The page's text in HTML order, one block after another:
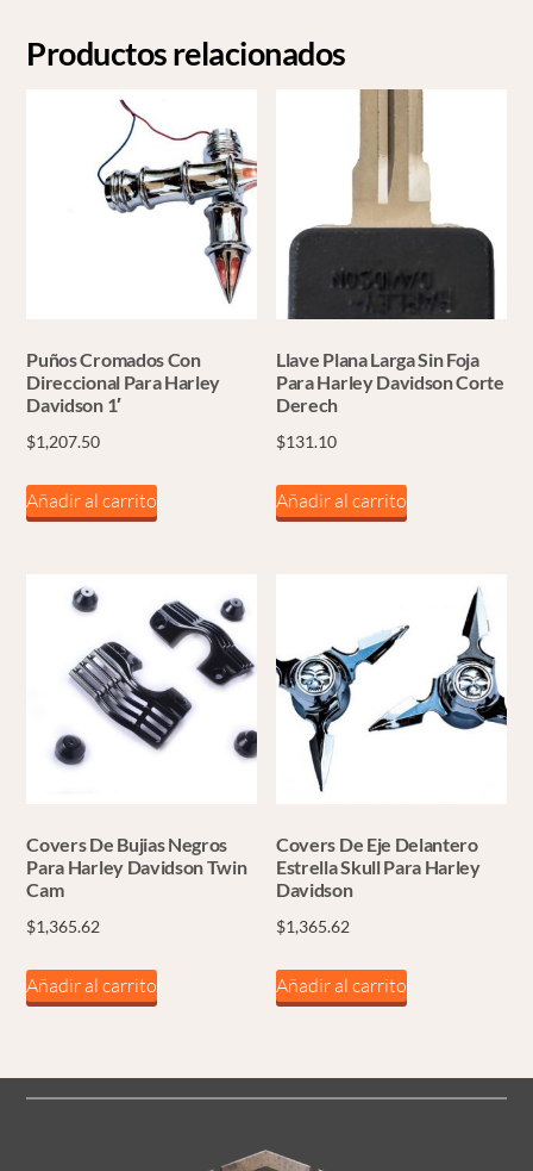
Productos relacionados
Puños Cromados Con
Direccional Para Harley
Davidson 1′
$1,207.50
Añadir al carrito
Llave Plana Larga Sin Foja
Para Harley Davidson Corte
Derech
$131.10
Añadir al carrito
Covers De Bujias Negros
Para Harley Davidson Twin
Cam
$1,365.62
Añadir al carrito
Covers De Eje Delantero
Estrella Skull Para Harley
Davidson
$1,365.62
Añadir al carrito